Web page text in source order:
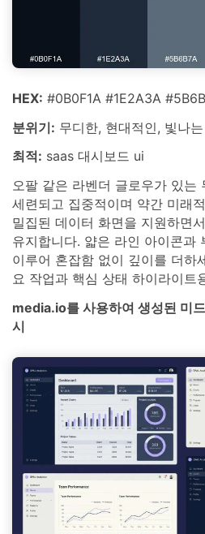
HEX: #0B0F1A #1E2A3A
분위기: 무디한, 현대적인, 빛나는
최적: saas 대시보드 ui
오팔 같은 라벤더 글로우가 있는
세련되고 집중적이며 약간 미래
밀집된 데이터 화면을 지원하면
유지합니다. 얇은 라인 아이콘과
이루어 혼잡함 없이 깊이를 더하
요 작업과 핵심 상태 하이라이트
media.io를 사용하여 생성된 미
시